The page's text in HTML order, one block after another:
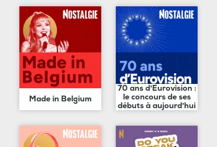
Made in Belgium
70 ans d'Eurovision :
le concours de ses
débuts à aujourd'hui